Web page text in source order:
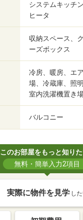
システムキッチ
ヒータ
収納スペース、
ーズボックス
冷房、暖房、エ
場、冷蔵庫、照
室内洗濯機置き
バルコニー
このお部屋をもっと知りた
無料・簡単入力2項目
実際に物件を見学 し